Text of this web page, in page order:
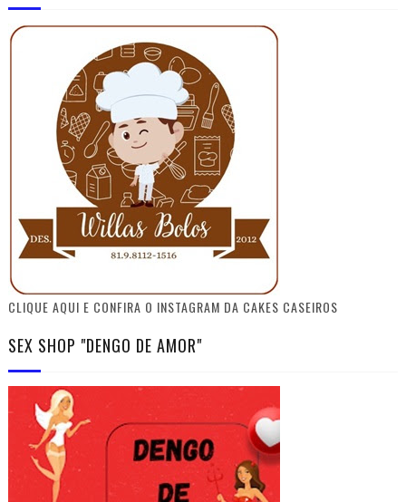
CLIQUE AQUI E CONFIRA O INSTAGRAM DA CAKES CASEIROS
SEX SHOP "DENGO DE AMOR"